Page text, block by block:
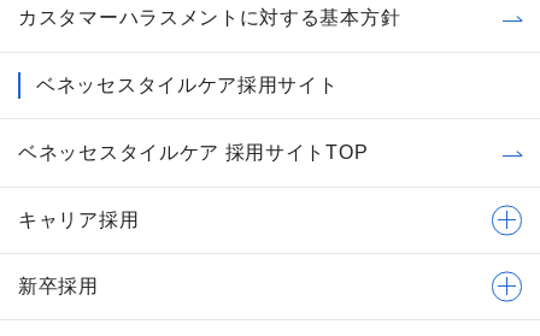
カスタマーハラスメントに対する基本方針
ベネッセスタイルケア採用サイト
ベネッセスタイルケア 採用サイトTOP
キャリア採用
新卒採用